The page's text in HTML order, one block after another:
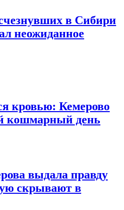
в Сибири
неожиданное
кровью: Кемерово
кошмарный день
выдала правду
скрывают в